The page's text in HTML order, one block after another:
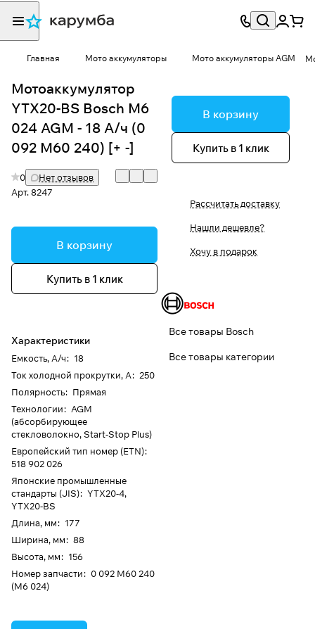
Главная Мото аккумуляторы Мото аккумуляторы AGM
Мотоаккумулятор
YTX20-BS Bosch M6
024 AGM - 18 А/ч (0
092 M60 240) [+ -]
0
Нет отзывов
Арт.8247
В корзину
Купить в 1 клик
Характеристики
Емкость, А/ч: 18
Ток холодной прокрутки, А: 250
Полярность: Прямая
Технологии: AGM
(абсорбирующее
стекловолокно, Start-Stop Plus)
Европейский тип номер (ETN):
518 902 026
Японские промышленные
стандарты (JIS): YTX20-4,
YTX20-BS
Длина, мм: 177
Ширина, мм: 88
Высота, мм: 156
Номер запчасти: 0 092 M60 240
(M6 024)
В корзину
Купить в 1 клик
Рассчитать доставку
Нашли дешевле?
Хочу в подарок
Все товары Bosch
Все товары категории